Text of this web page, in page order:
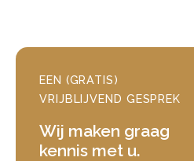
EEN (GRATIS)
VRIJBLIJVEND GESPREK
Wij maken graag
kennis met u.